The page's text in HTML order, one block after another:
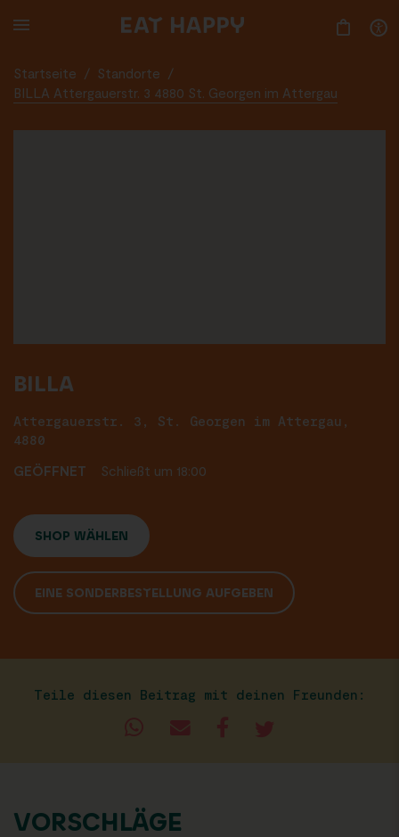
TO
Startseite / Standorte
/
BILLA Attergauerstr. 3 4880 St. Georgen im Attergau
BILLA
Attergauerstr. 3, St. Georgen im Attergau,
4880
GEÖFFNET
Schließt um 18:00
SHOP WÄHLEN
EINE SONDERBESTELLUNG AUFGEBEN
Teile diesen Beitrag mit deinen Freunden:
VORSCHLÄGE